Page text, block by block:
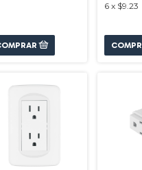
6 x $9.23